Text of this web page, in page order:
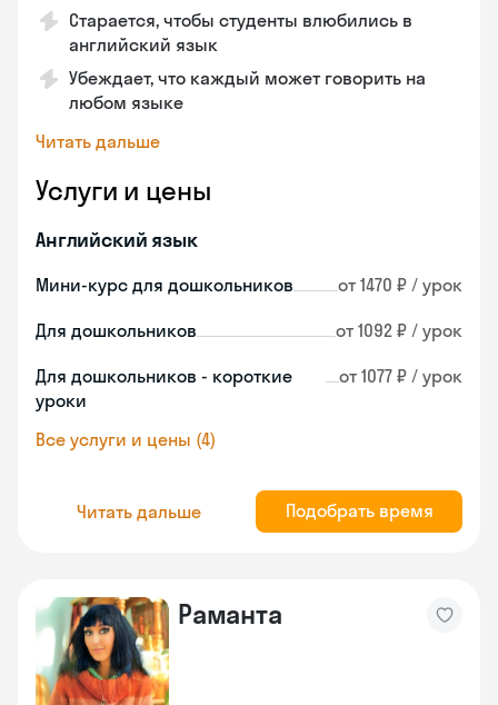
Старается, чтобы студенты влюбились в
английский язык
Убеждает, что каждый может говорить на
любом языке
Читать дальше
Услуги и цены
Английский язык
Мини-курс для дошкольников от 1470 ₽ / урок
Для дошкольников от 1092 ₽ / урок
Для дошкольников - короткие
уроки
от 1077 ₽ / урок
Все услуги и цены (4)
Читать дальше Подобрать время
Раманта